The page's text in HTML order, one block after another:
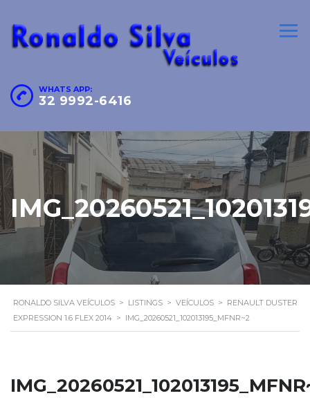
WHATS APP:
32 9992-6416
RONALDO SILVA VEÍCULOS > LISTINGS > VEÍCULOS > RENAULT DUSTER
EXPRESSION 1.6 FLEX 2014 > IMG_20260521_102013195_MFNR~2